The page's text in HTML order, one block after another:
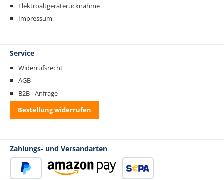
Elektroaltgeräterücknahme
Impressum
Service
Widerrufsrecht
AGB
B2B - Anfrage
Bestellung widerrufen
Zahlungs- und Versandarten